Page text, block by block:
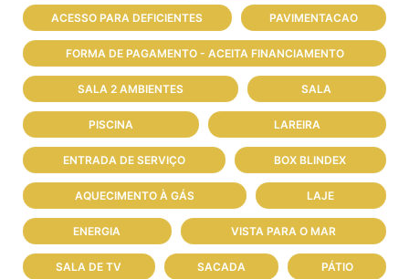
ACESSO PARA DEFICIENTES PAVIMENTACAO
FORMA DE PAGAMENTO - ACEITA FINANCIAMENTO
SALA 2 AMBIENTES SALA
PISCINA LAREIRA
ENTRADA DE SERVIÇO BOX BLINDEX
AQUECIMENTO À GÁS LAJE
ENERGIA VISTA PARA O MAR
SALA DE TV SACADA PÁTIO